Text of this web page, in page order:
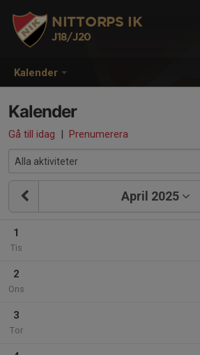
Kalender
NITTORPS IK
J18/J20
Kalender
Gå till idag | Prenumerera
April 2025
1
Tis
2
Ons
3
Tor